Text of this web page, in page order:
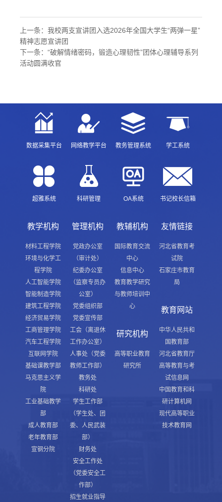
上一条： 我校两支宣讲团入选2026年全国大学生“两弹一星”
精神志愿宣讲团
下一条： “破解情绪密码，锻造心理韧性”团体心理辅导系列
活动圆满收官
数据采集平台 网络教学平台 教务管理系统 学工系统
超雅系统 科研管理 OA系统 书记校长信箱
教学机构
材料工程学院
环境与化学工
程学院
人工智能学院
智能制造学院
建筑工程学院
经济贸易学院
工商管理学院
汽车工程学院
互联网学院
基础课教学部
马克思主义学
院
工业基础教学
部
成人教育部
老年教育部
宣钢分院
管理机构
党政办公室
（审计处）
纪委办公室
（监察专员办
公室）
党委组织部
党委宣传部
工会（离退休
工作办公室）
人事处（党委
教师工作部）
教务处
科研处
学生工作部
（学生处、团
委、人民武装
部）
财务处
安全工作处
（党委安全工
作部）
招生就业指导
教辅机构
国际教育交流
中心
信息中心
教育教学研究
与教师培训中
心
研究机构
高等职业教育
研究所
友情链接
河北省教育考
试院
石家庄市教育
局
教育网站
中华人民共和
国教育部
河北省教育厅
高等教育与考
试信息网
中国教育和科
研计算机网
现代高等职业
技术教育网